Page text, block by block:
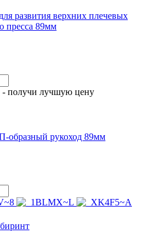
развития верхних плечевых
89мм
- получи лучшую цену
образный рукоход 89мм